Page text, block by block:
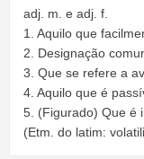
adj. m. e adj. f.
1. Aquilo que
2. Designação
3. Que se refere a
4. Aquilo que é
5. (Figurado) Que é
(Etm. do latim: